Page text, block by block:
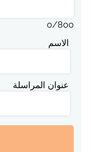
0/800
الاسم
عنوان المراسلة